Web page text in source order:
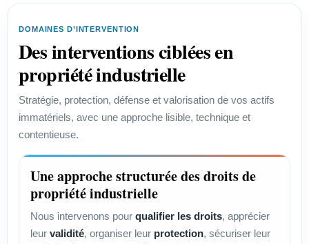
DOMAINES D’INTERVENTION
Des interventions ciblées en
propriété industrielle
Stratégie, protection, défense et valorisation de vos actifs
immatériels, avec une approche lisible, technique et
contentieuse.
Une approche structurée des droits de
propriété industrielle
Nous intervenons pour qualifier les droits, apprécier
leur validité, organiser leur protection, sécuriser leur